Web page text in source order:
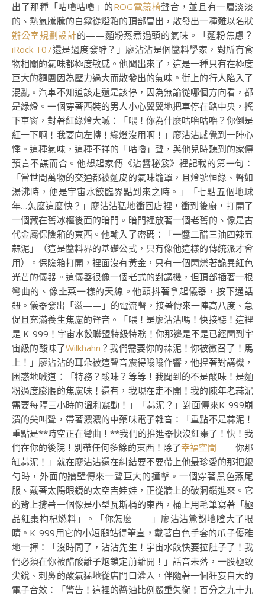
出了那種「咕嚕咕嚕」的ROG電競椅聲音，並且有一層淡淡
的、熱氣騰騰的白霧從燈箱的頂部冒出，散發出一種難以名狀
辦公室規劃設計的——麵粉蒸煮過頭的氣味。「麵粉焦慮？
iRock T07還是過度發酵？」廖沾沾是個醬料學家，對所有食
物相關的氣味都極度敏感。他聞出來了，這是一種只有在極度
巨大的麵團因為壓力過大而散發出的氣味。街上的行人陷入了
混亂。汽車不知道該走還是該停，因為無論從哪個方向看，都
是綠燈。一個穿著西裝的男人小心翼翼地把車停在路中央，搖
下車窗，對著紅綠燈大喊：「喂！你為什麼咕嚕咕嚕？你倒是
紅一下啊！我要向左轉！綠燈沒用啊！」廖沾沾感覺到一陣心
悸。這種氣味，這種不祥的「咕嚕」聲，與他兒時聽到的家傳
預言不謀而合。他想起家傳《沾醬秘笈》裡記載的第一句：
「當世間萬物的交通都被麵皮的氣味籠罩，且燈號恒綠、聲如
湯沸時，便是宇宙水餃臨界點到來之時。」「七點五個地球
年…怎麼這麼快？」廖沾沾猛地衝回店裡，衝到後廚，打開了
一個藏在舊冰櫃後面的暗門。暗門裡放著一個老舊的、像是古
代金屬保險箱的東西。他輸入了密碼：「一醬二醋三油四辣五
蒜泥」（這是醬料界的基礎公式，只有像他這樣的傳統派才會
用）。保險箱打開，裡面沒有黃金，只有一個閃爍著詭異紅色
光芒的儀器。這儀器很像一個老式的對講機，但頂部插著一根
彎曲的、像韭菜一樣的天線。他顫抖著拿起儀器，按下通話
鈕。儀器發出「滋——」的電流聲，接著傳來一陣高八度、急
促且充滿養生焦慮的聲音。「喂！是廖沾沾嗎！快接聽！這裡
是 K-999！宇宙水餃聯盟特級特務！你那邊是不是已經聞到宇
宙級的酸味了Wilkhahn ？我們需要你的蒜泥！你被徵召了！馬
上！」廖沾沾的耳朵被這聲音震得嗡嗡作響，他捏著對講機，
困惑地喊道：「特務？酸味？等等！我聞到的不是酸味！是麵
粉過度膨脹的焦慮味！還有，我現在走不開！我的陳年老蒜泥
需要每隔三小時的溫和震動！」「蒜泥？」對面傳來K-999崩
潰的尖叫聲，帶著濃濃的中藥味電子雜音：「重點不是蒜泥！
重點是**時空正在彎曲！**我們的推進器快沒紅棗了！快！我
們在你的後院！別帶任何多餘的東西！除了幸福空間——你那
缸蒜泥！」就在廖沾沾還在糾結要不要帶上他最珍愛的那把銀
勺時，外面的牆壁傳來一聲巨大的撞擊。一個穿著黑色燕尾
服、戴著太陽眼鏡的太空吉娃娃，正從牆上的破洞鑽進來。它
的背上揹著一個像是小型瓦斯桶的東西，桶上用毛筆寫著「極
品紅棗枸杞燃料」。「你怎麼——」廖沾沾驚訝地瞪大了眼
睛。K-999用它的小短腿站得筆直，戴著白色手套的爪子優雅
地一揮：「沒時間了，沾沾先生！宇宙水餃快要拉肚子了！我
們必須在你被醋酸離子炮鎖定前離開！」話音未落，一股極致
尖銳、刺鼻的酸氣猛地從店門口灌入，伴隨著一個狂妄自大的
電子音效：「警告！這裡的醬油比例嚴重失衡！百分之九十九